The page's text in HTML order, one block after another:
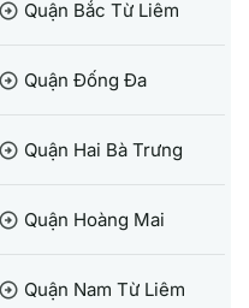
arrow_circle_right Quận Bắc Từ Liêm
arrow_circle_right Quận Đống Đa
arrow_circle_right Quận Hai Bà Trưng
arrow_circle_right Quận Hoàng Mai
arrow_circle_right Quận Nam Từ Liêm